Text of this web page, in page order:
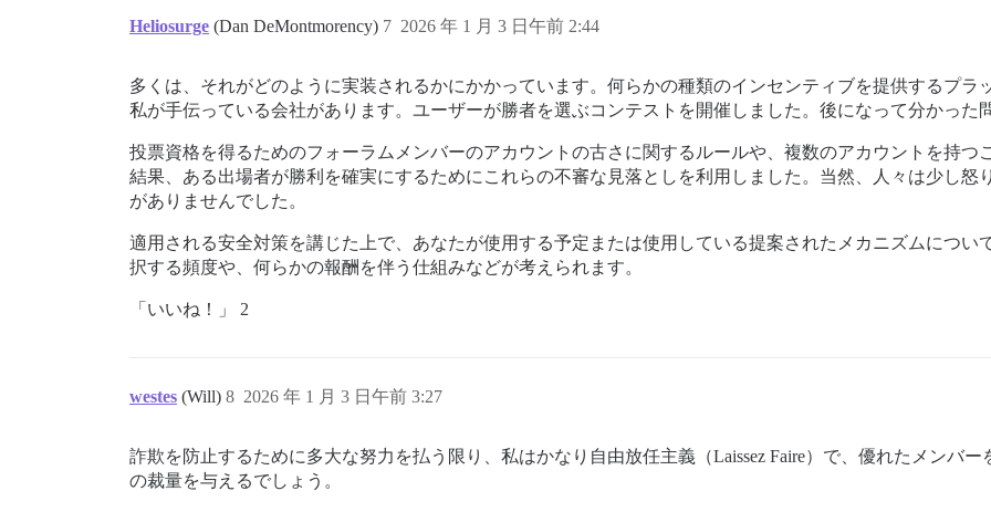
Heliosurge (Dan DeMontmorency) 2026 年 1 月 3 日午前 2:44
7
多くは、それがどのように実装されるかにかかっています。何らかの種類のインセンティブを提供するプ
私が手伝っている会社があります。ユーザーが勝者を選ぶコンテストを開催しました。後になって分かった
投票資格を得るためのフォーラムメンバーのアカウントの古さに関するルールや、複数のアカウントを持つ
結果、ある出場者が勝利を確実にするためにこれらの不審な見落としを利用しました。当然、人々は少し怒
がありませんでした。
適用される安全対策を講じた上で、あなたが使用する予定または使用している提案されたメカニズムについ
択する頻度や、何らかの報酬を伴う仕組みなどが考えられます。
「いいね！」 2
westes (Will) 2026 年 1 月 3 日午前 3:27
8
詐欺を防止するために多大な努力を払う限り、私はかなり自由放任主義（Laissez Faire）で、優れたメンバ
の裁量を与えるでしょう。